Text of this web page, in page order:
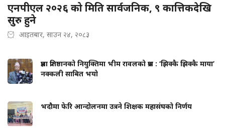
एनपीएल २०२६ को मिति सार्वजनिक, ९ कात्तिकदेखि
सुरु हुने
आइतबार, साउन २४, २०८३
प्रज्ञा प्रतिष्ठानको नियुक्तिमा भीम रावलको प्रश्न : ‘झिक्कै झिक्कै माया’
नक्कली साबित भयो
भदौमा फेरि आन्दोलनमा उत्रने शिक्षक महासंघको निर्णय